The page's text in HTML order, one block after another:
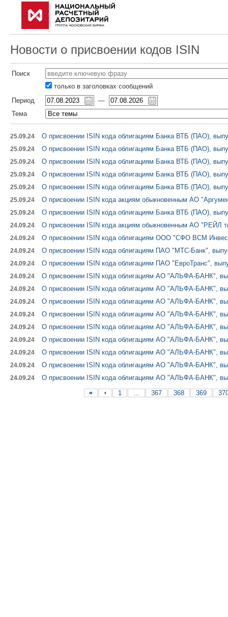
Новости о присвоении кодов ISIN
Поиск
только в заголовках сообщений
Период
—
Тема
25.09.24 О присвоении ISIN кода облигациям Банка ВТБ (ПАО),
25.09.24 О присвоении ISIN кода облигациям Банка ВТБ (ПАО),
25.09.24 О присвоении ISIN кода облигациям Банка ВТБ (ПАО),
25.09.24 О присвоении ISIN кода облигациям Банка ВТБ (ПАО),
25.09.24 О присвоении ISIN кода облигациям Банка ВТБ (ПАО),
25.09.24 О присвоении ISIN кода акциям обыкновенным АО
25.09.24 О присвоении ISIN кода облигациям Банка ВТБ (ПАО),
24.09.24 О присвоении ISIN кода акциям обыкновенным АО "РЕЙЛ
24.09.24 О присвоении ISIN кода облигациям ООО "СФО ВСМ
24.09.24 О присвоении ISIN кода облигациям ПАО "МТС-Банк",
24.09.24 О присвоении ISIN кода облигациям ПАО "ЕвроТранс",
24.09.24 О присвоении ISIN кода облигациям АО "АЛЬФА-БАНК",
24.09.24 О присвоении ISIN кода облигациям АО "АЛЬФА-БАНК",
24.09.24 О присвоении ISIN кода облигациям АО "АЛЬФА-БАНК",
24.09.24 О присвоении ISIN кода облигациям АО "АЛЬФА-БАНК",
24.09.24 О присвоении ISIN кода облигациям АО "АЛЬФА-БАНК",
24.09.24 О присвоении ISIN кода облигациям АО "АЛЬФА-БАНК",
24.09.24 О присвоении ISIN кода облигациям АО "АЛЬФА-БАНК",
24.09.24 О присвоении ISIN кода облигациям АО "АЛЬФА-БАНК",
24.09.24
О присвоении ISIN кода облигациям АО "АЛЬФА-БАНК",
1
... 367 368 369